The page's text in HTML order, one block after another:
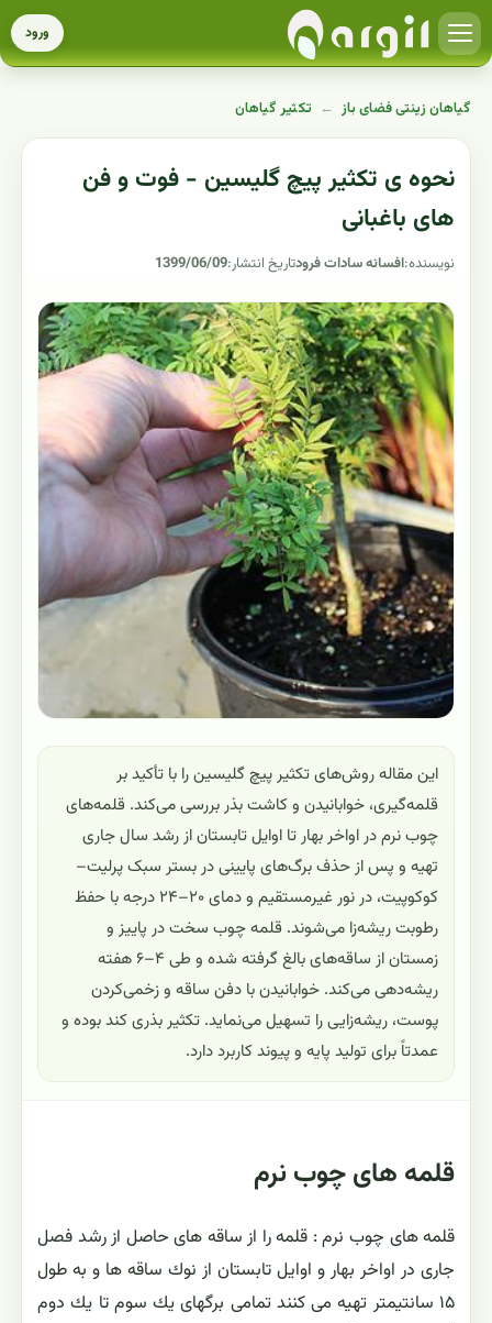
ورود
گیاهان زینتی فضای باز ← تکثیر گیاهان
نحوه ی تکثیر پیچ گلیسین - فوت و فن
های باغبانی
نویسنده:افسانه سادات فرودتاریخ انتشار:1399/06/09
این مقاله روش‌های تکثیر پیچ گلیسین را با تأکید بر
قلمه‌گیری، خوابانیدن و کاشت بذر بررسی می‌کند. قلمه‌های
چوب نرم در اواخر بهار تا اوایل تابستان از رشد سال جاری
تهیه و پس از حذف برگ‌های پایینی در بستر سبک پرلیت–
کوکوپیت، در نور غیرمستقیم و دمای ۲۰–۲۴ درجه با حفظ
رطوبت ریشه‌زا می‌شوند. قلمه چوب سخت در پاییز و
زمستان از ساقه‌های بالغ گرفته شده و طی ۴–۶ هفته
ریشه‌دهی می‌کند. خوابانیدن با دفن ساقه و زخمی‌کردن
پوست، ریشه‌زایی را تسهیل می‌نماید. تکثیر بذری کند بوده و
عمدتاً برای تولید پایه و پیوند کاربرد دارد.
قلمه های چوب نرم
قلمه های چوب نرم : قلمه را از ساقه های حاصل از رشد فصل
جاری در اواخر بهار و اوايل تابستان از نوك ساقه ها و به طول
۱۵ سانتيمتر تهيه می كنند تمامی برگهای يك سوم تا يك دوم